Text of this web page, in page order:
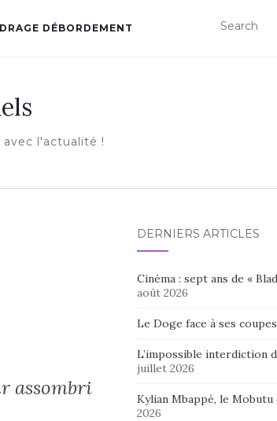
DÉBORDEMENT
avec l'actualité !
assombri
DERNIERS ARTICLES
Cinéma : sept ans de «
août 2026
Le Doge face à ses coupes
L’impossible interdiction
juillet 2026
Kylian Mbappé, le Mobutu
2026